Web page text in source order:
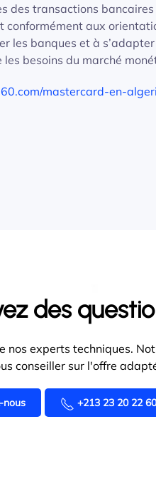
des transactions
conformément aux
les banques et à
besoins du marché
mastercard-en-
des
nos experts techniques.
conseiller sur l'offre
nous +213 23 20 22 60